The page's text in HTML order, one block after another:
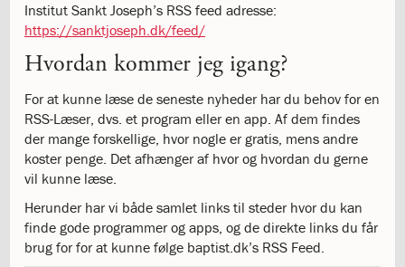
1.11:
10
days
of
1.12:
Let
it
Grow
1.13:
Move
it!
Ucycle
We
cycle
Recycle
Institut Sankt Joseph’s RSS feed adresse:
https://sanktjoseph.dk/feed/
Hvordan kommer jeg igang?
For at kunne læse de seneste nyheder har du behov for en
RSS-Læser, dvs. et program eller en app. Af dem findes
der mange forskellige, hvor nogle er gratis, mens andre
koster penge. Det afhænger af hvor og hvordan du gerne
vil kunne læse.
Herunder har vi både samlet links til steder hvor du kan
finde gode programmer og apps, og de direkte links du får
brug for for at kunne følge baptist.dk’s RSS Feed.